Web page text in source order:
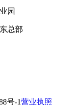
园
总部
号-1营业执照